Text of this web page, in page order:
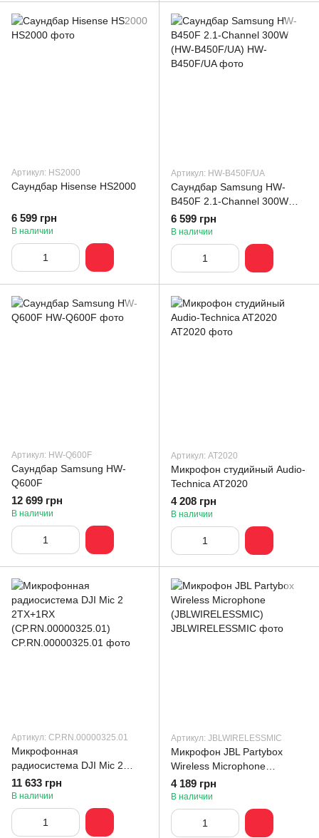
Артикул: HS2000
Саундбар Hisense HS2000
6 599 грн
В наличии
Артикул: HW-B450F/UA
Саундбар Samsung HW-
B450F 2.1-Channel 300W
(HW-B450F/UA)
6 599 грн
В наличии
Артикул: HW-Q600F
Саундбар Samsung HW-
Q600F
12 699 грн
В наличии
Артикул: AT2020
Микрофон студийный Audio-
Technica AT2020
4 208 грн
В наличии
Артикул: CP.RN.00000325.01
Микрофонная
радиосистема DJI Mic 2
2TX+1RX
(CP.RN.00000325.01)
11 633 грн
В наличии
Артикул: JBLWIRELESSMIC
Микрофон JBL Partybox
Wireless Microphone
(JBLWIRELESSMIC)
4 189 грн
В наличии